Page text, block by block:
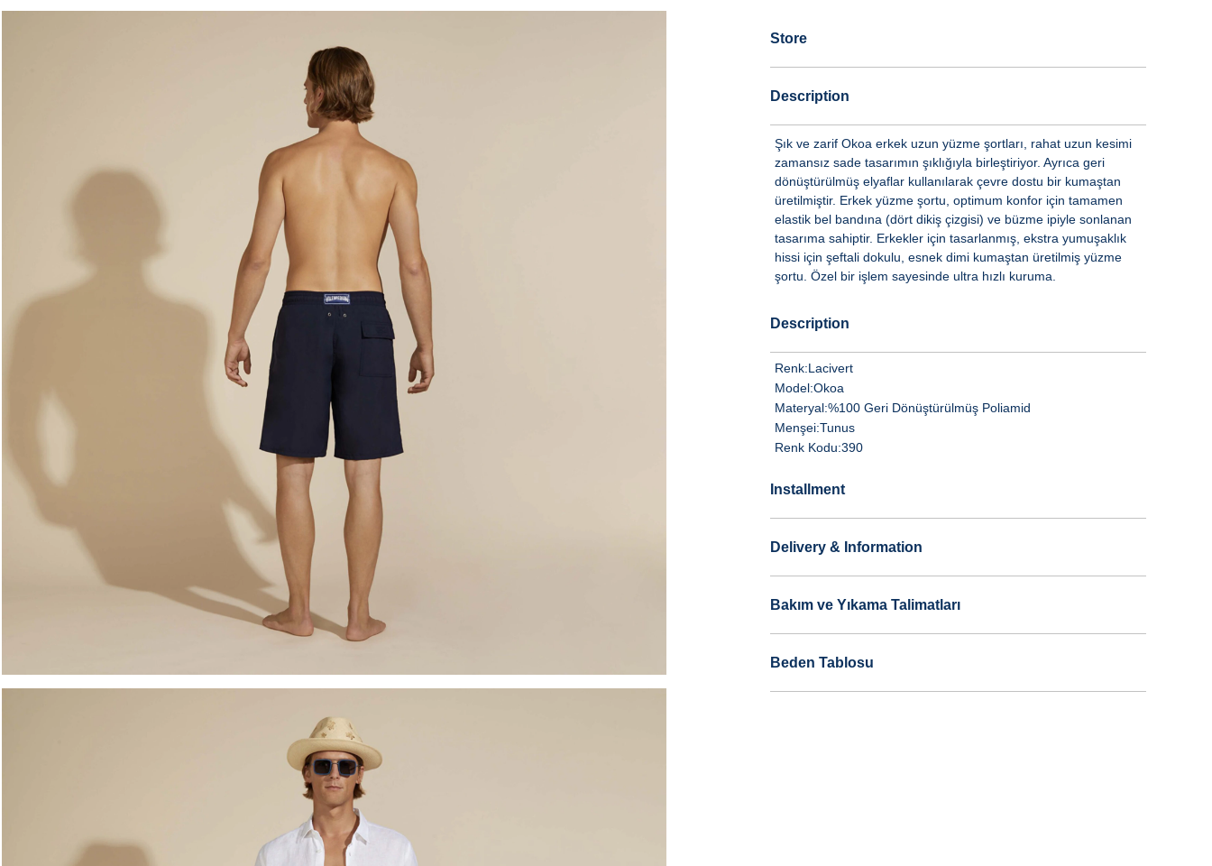
Store
Description
Şık ve zarif Okoa erkek uzun yüzme şortları, rahat uzun kesimi
zamansız sade tasarımın şıklığıyla birleştiriyor. Ayrıca geri
dönüştürülmüş elyaflar kullanılarak çevre dostu bir kumaştan
üretilmiştir. Erkek yüzme şortu, optimum konfor için tamamen
elastik bel bandına (dört dikiş çizgisi) ve büzme ipiyle sonlanan
tasarıma sahiptir. Erkekler için tasarlanmış, ekstra yumuşaklık
hissi için şeftali dokulu, esnek dimi kumaştan üretilmiş yüzme
şortu. Özel bir işlem sayesinde ultra hızlı kuruma.
Description
Renk:Lacivert
Model:Okoa
Materyal:%100 Geri Dönüştürülmüş Poliamid
Menşei:Tunus
Renk Kodu:390
Installment
Delivery & Information
Bakım ve Yıkama Talimatları
Beden Tablosu